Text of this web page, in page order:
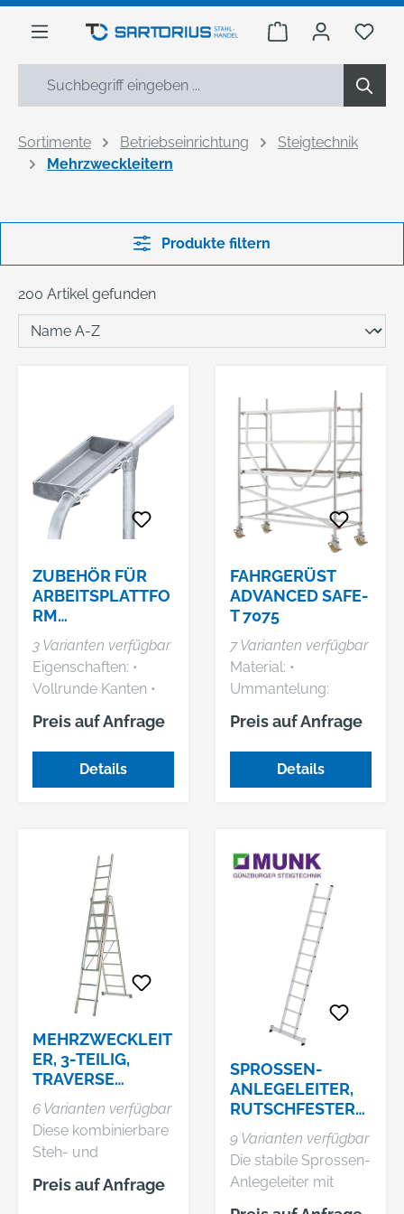
springen
Warenkorb Du
Sortimente Betriebseinrichtung
Steigtechnik
Mehrzweckleitern
Produkte filtern
200 Artikel gefunden
ZUBEHÖR FÜR
ARBEITSPLATTFO
RM
WORKMASTER
PLUS P
3 Varianten verfügbar
Eigenschaften: •
Vollrunde Kanten •
Rollenlänge 30 m
Material: Edelstahl
V2A
Preis auf Anfrage
Details
FAHRGERÜST
ADVANCED SAFE-
T 7075
7 Varianten verfügbar
Material: •
Ummantelung:
Polyurethan,
mikrobenstabilisiert •
Innenschlauch:
Polyamid 6, weich •
Anschlussgewinde:
M 10 x 1 a nach DIN
Schlauchdurchmess
Berstdruck: 900 bar
Dieses Fahrgerüst ist
ideal geeignet für
Dach- und
besonders sicherem
Aufbau. Gesicherter
des Aufbaus durch
Sicherheitsgeländer,
das bereits von
unten eingehängt
Preis auf Anfrage
Details
MEHRZWECKLEIT
ER, 3-TEILIG,
TRAVERSE
GERADE
6 Varianten verfügbar
Diese kombinierbare
Steh- und
Schiebeleiter hat
viele verschiedene
Preis auf Anfrage
SPROSSEN-
ANLEGELEITER,
RUTSCHFESTER
LEITERSCHUH
UND NIVELLO®-
TRAVERSE
9 Varianten verfügbar
Die stabile Sprossen-
Anlegeleiter mit
Rechteckrohr-